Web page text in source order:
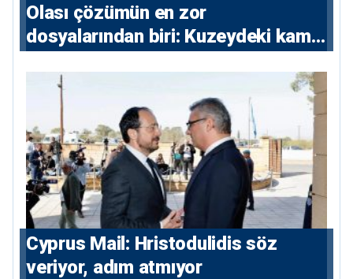
Olası çözümün en zor
dosyalarından biri: Kuzeydeki kamu
⁠Cyprus Mail: Hristodulidis söz
veriyor, adım atmıyor